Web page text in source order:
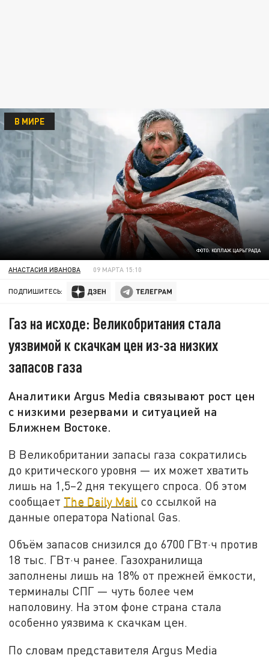
ФОТО: КОЛЛАЖ ЦАРЬГРАДА
В МИРЕ
АНАСТАСИЯ ИВАНОВА 09 МАРТА 15:10
ПОДПИШИТЕСЬ:
Газ на исходе: Великобритания стала
уязвимой к скачкам цен из-за низких
запасов газа
Аналитики Argus Media связывают рост цен
с низкими резервами и ситуацией на
Ближнем Востоке.
В Великобритании запасы газа сократились
до критического уровня — их может хватить
лишь на 1,5–2 дня текущего спроса. Об этом
сообщает The Daily Mail со ссылкой на
данные оператора National Gas.
Объём запасов снизился до 6700 ГВт·ч против
18 тыс. ГВт·ч ранее. Газохранилища
заполнены лишь на 18% от прежней ёмкости,
терминалы СПГ — чуть более чем
наполовину. На этом фоне страна стала
особенно уязвима к скачкам цен.
По словам представителя Argus Media